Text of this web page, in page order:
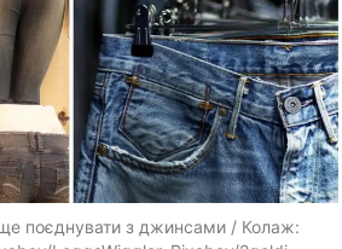
поєднувати з джинсами / Колаж: